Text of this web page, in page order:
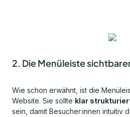
2. Die Menüleiste
Wie schon erwähnt, ist die
Website. Sie sollte klar
sein, damit Besucher:innen intuitiv